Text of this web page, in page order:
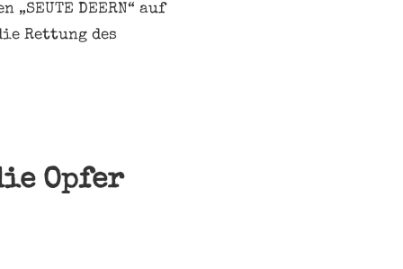
DEERN“ auf
Rettung des
Opfer